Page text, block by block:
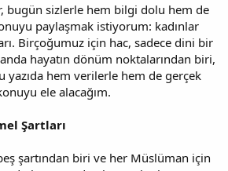
bugün sizlerle hem bilgi dolu hem de
paylaşmak istiyorum: kadınlar
Birçoğumuz için hac, sadece dini bir
hayatın dönüm noktalarından biri,
yazıda hem verilerle hem de gerçek
ele alacağım.
Şartları
şartından biri ve her Müslüman için